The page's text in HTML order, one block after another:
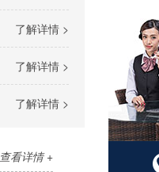
了解详情 >
了解详情 >
了解详情 >
查看详情 +